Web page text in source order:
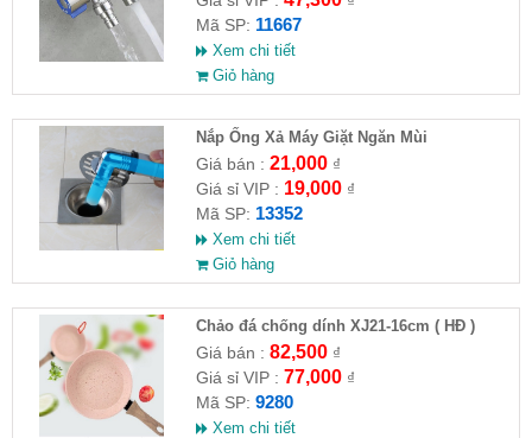
Mã SP: 11667
Xem chi tiết
Giỏ hàng
Nắp Ống Xả Máy Giặt Ngăn Mùi
Giá bán : 21,000₫
Giá sỉ VIP : 19,000₫
Mã SP: 13352
Xem chi tiết
Giỏ hàng
Chảo đá chống dính XJ21-16cm ( HĐ )
Giá bán : 82,500₫
Giá sỉ VIP : 77,000₫
Mã SP: 9280
Xem chi tiết